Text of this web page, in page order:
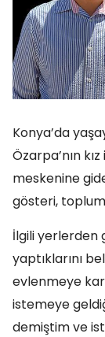
Konya’da
Özarpa’nın
meskenine
gösteri,
İlgili yerlerden
yaptıklarını
evlenmeye
istemeye
demiştim ve